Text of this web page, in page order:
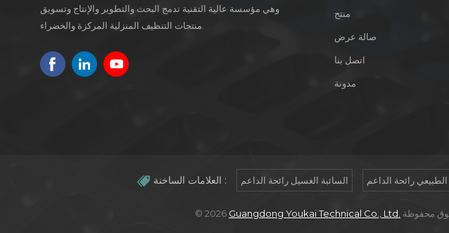
وهي مؤسسة عالية التقنية تدمج البحث والتطوير والإنتاج وتسويق
منتجات التنظيف المنزلية المركزة والخضراء.
منتج
صالة عرض
اتصل بنا
مدونة
العلامات الساخنة : السائبة الغسيل رائحة الداعم رائحة الداعم
© 2026 Guangdong Youkai Technical Co., Ltd.